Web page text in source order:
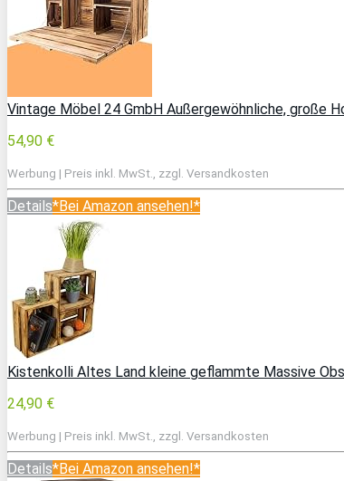
Vintage Möbel 24 GmbH Außergewöhnliche, große
54,90 €
Werbung | Preis inkl. MwSt., zzgl. Versandkosten
Details*Bei Amazon ansehen!*
Kistenkolli Altes Land kleine geflammte Massive
24,90 €
Werbung | Preis inkl. MwSt., zzgl. Versandkosten
Details*Bei Amazon ansehen!*